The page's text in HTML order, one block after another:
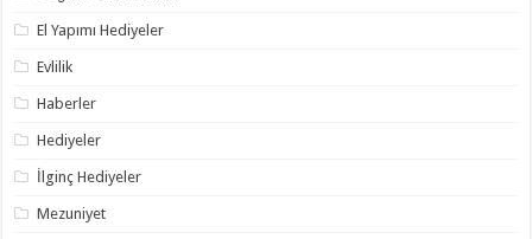
El Yapımı Hediyeler
Evlilik
Haberler
Hediyeler
İlginç Hediyeler
Mezuniyet